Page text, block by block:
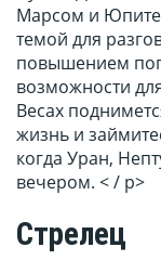
Марсом и
темой для
повышением
возможности
Весах
жизнь и
когда Уран,
вечером. < / p>
Стрелец